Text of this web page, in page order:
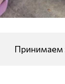
Принимаем